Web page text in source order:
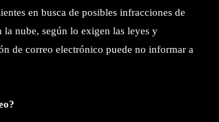
en busca de posibles infracciones de
la nube, según lo exigen las leyes y
de correo electrónico puede no informar a